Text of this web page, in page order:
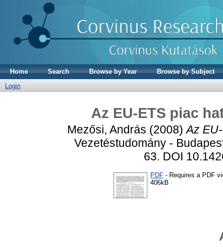
Home Search Browse by Year
Browse by Subject
Login
Az EU-ETS piac
Mezősi, András (2008)Az
Vezetéstudomány -
63. DOI
PDF - Requires a PDF
406kB